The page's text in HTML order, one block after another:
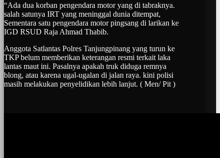
“Ada dua korban pengendara motor yang di tabraknya.
salah satunya IRT yang meninggal dunia ditempat,
Sementara satu pengendara motor pingsang di larikan ke
IGD RSUD Raja Ahmad Thabib.
Anggota Satlantas Polres Tanjungpinang yang turun ke
TKP belum memberikan keterangan resmi terkait laka
lantas maut ini. Pasalnya apakah truk diduga remnya
blong, atau karena ugal-ugalan di jalan raya. kini polisi
masih melakukan penyelidikan lebih lanjut. ( Men/ Pit )